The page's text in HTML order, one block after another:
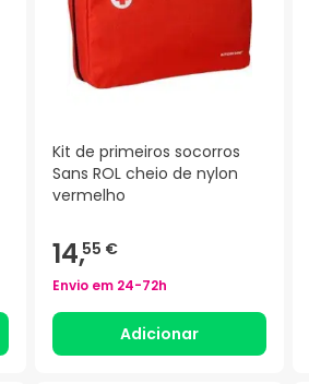
Kit de primeiros socorros
Sans ROL cheio de nylon
vermelho
14,55 €
Envio em 24-72h
Adicionar